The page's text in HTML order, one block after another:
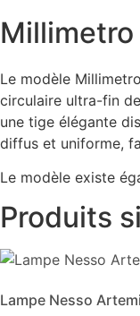
Millimetro
Le modèle
circulaire ultra-fin
une tige élégante
diffus et uniforme,
Le modèle existe
Produits
Lampe Nesso